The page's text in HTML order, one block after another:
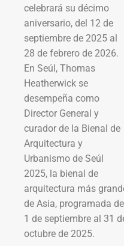
celebrará su décimo
aniversario, del 12 de
septiembre de 2025 al
28 de febrero de 2026.
En Seúl, Thomas
Heatherwick se
desempeña como
Director General y
curador de la Bienal de
Arquitectura y
Urbanismo de Seúl
2025, la bienal de
arquitectura más
de Asia, programada del
1 de septiembre al 31
octubre de 2025.